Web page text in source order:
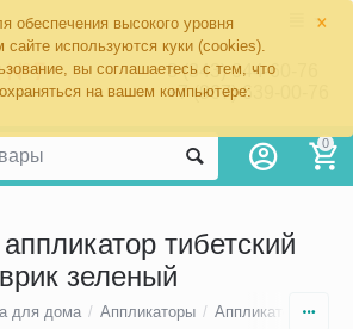
×
обеспечения высокого уровня
используются куки (cookies).
вы соглашаетесь с тем, что
на вашем компьютере:
8 (343) 344-60-76
+7 (967) 639-00-76
0
тибетский
зеленый
для дома / Аппликаторы / Аппликаторы